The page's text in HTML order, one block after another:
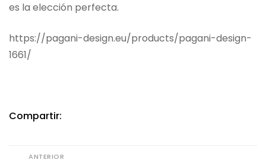
es la elección perfecta.
https://pagani-design.eu/products/pagani-design-
1661/
Compartir:
ANTERIOR